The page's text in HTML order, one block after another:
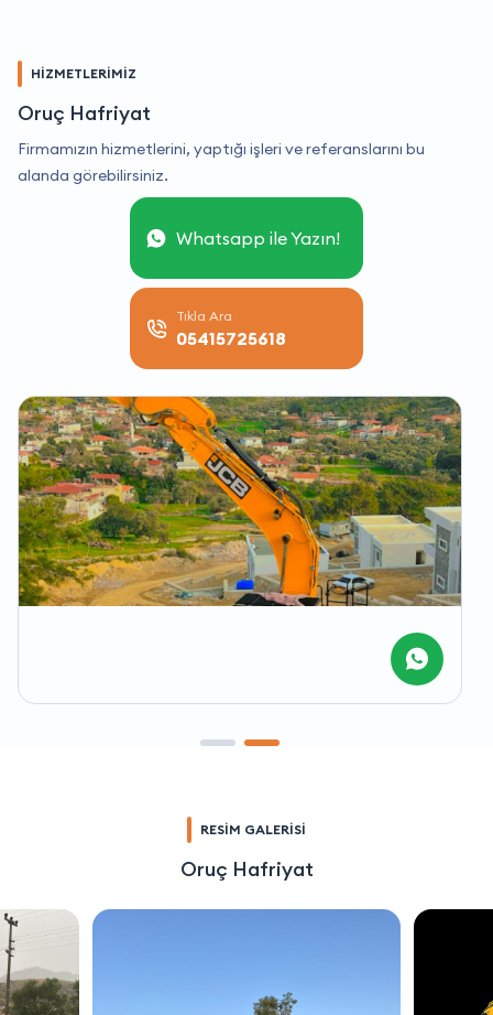
HİZMETLERİMİZ
Oruç Hafriyat
Firmamızın hizmetlerini, yaptığı işleri ve referanslarını bu
alanda görebilirsiniz.
Whatsapp ile Yazın!
Tıkla Ara
05415725618
RESİM GALERİSİ
Oruç Hafriyat